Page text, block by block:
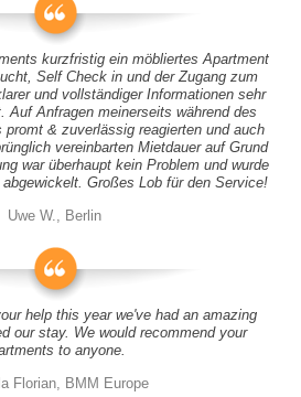
kurzfristig ein möbliertes Apartment
Self Check in und der Zugang zum
und vollständiger Informationen sehr
Auf Anfragen meinerseits während des
& zuverlässig reagierten und auch
vereinbarten Mietdauer auf Grund
war überhaupt kein Problem und wurde
Großes Lob für den Service!
Uwe W., Berlin
help this year we've had an amazing
our stay. We would recommend your
to anyone.
Florian, BMM Europe